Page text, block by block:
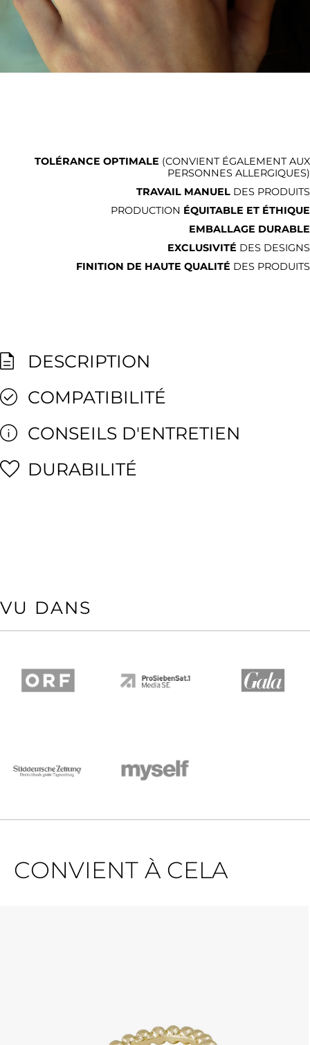
TOLÉRANCE OPTIMALE (CONVIENT ÉGALEMENT AUX
PERSONNES ALLERGIQUES)
TRAVAIL MANUEL DES PRODUITS
PRODUCTION ÉQUITABLE ET ÉTHIQUE
EMBALLAGE DURABLE
EXCLUSIVITÉ DES DESIGNS
FINITION DE HAUTE QUALITÉ DES PRODUITS
DESCRIPTION
COMPATIBILITÉ
CONSEILS D'ENTRETIEN
DURABILITÉ
VU DANS
CONVIENT À CELA